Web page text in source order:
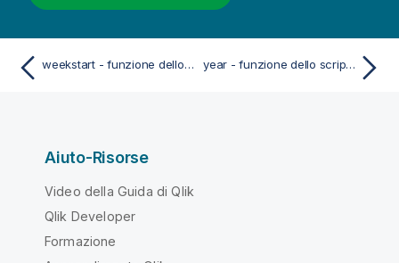
weekstart - funzione dello script e del grafico year - funzione dello script e del grafico
Aiuto-Risorse
Video della Guida di Qlik
Qlik Developer
Formazione